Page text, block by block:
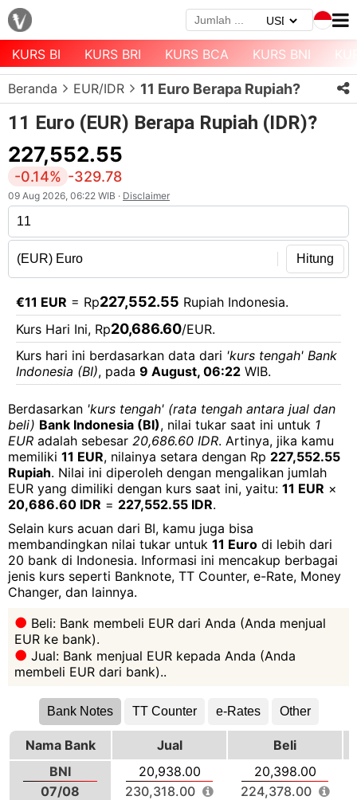
Menu
Halaman
Depan
Daftar
Mata
Uang
Daftar
Kurs
Bank
KURS BI KURS BRI KURS BCA KURS BNI
Beranda EUR/IDR 11 Euro Berapa Rupiah?
11 Euro (EUR) Berapa Rupiah (IDR)?
227,552.55
-0.14% -329.78
09 Aug 2026, 06:22 WIB · Disclaimer
Hitung
€11 EUR = Rp227,552.55 Rupiah Indonesia.
Kurs Hari Ini, Rp20,686.60/EUR.
Kurs hari ini berdasarkan data dari 'kurs tengah' Bank
Indonesia (BI), pada 9 August, 06:22 WIB.
Berdasarkan 'kurs tengah' (rata tengah antara jual dan
beli) Bank Indonesia (BI), nilai tukar saat ini untuk 1
EUR adalah sebesar 20,686.60 IDR. Artinya, jika kamu
memiliki 11 EUR, nilainya setara dengan Rp 227,552.55
Rupiah. Nilai ini diperoleh dengan mengalikan jumlah
EUR yang dimiliki dengan kurs saat ini, yaitu: 11 EUR ×
20,686.60 IDR = 227,552.55 IDR.
Selain kurs acuan dari BI, kamu juga bisa
membandingkan nilai tukar untuk 11 Euro di lebih dari
20 bank di Indonesia. Informasi ini mencakup berbagai
jenis kurs seperti Banknote, TT Counter, e-Rate, Money
Changer, dan lainnya.
Beli: Bank membeli EUR dari Anda (Anda menjual
EUR ke bank).
Jual: Bank menjual EUR kepada Anda (Anda
membeli EUR dari bank)..
Bank Notes TT Counter e-Rates Other
Nama Bank Jual
Beli
BNI
07/08
20,938.00
230,318.00
20,398.00
224,378.00